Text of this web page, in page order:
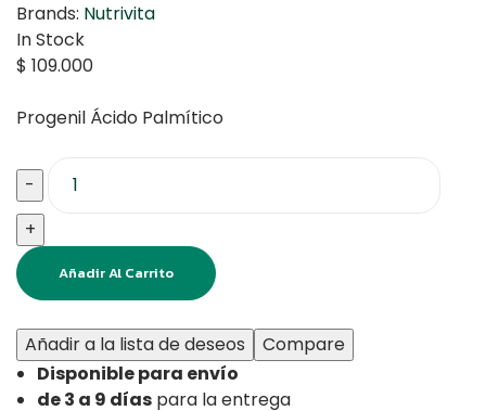
Brands: Nutrivita
In Stock
$ 109.000
Progenil Ácido Palmítico
-
+
Añadir Al Carrito
Añadir a la lista de deseos
Compare
Disponible para envío
de 3 a 9 días para la entrega